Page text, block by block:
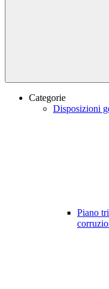
Categorie
Disposizioni
Piano